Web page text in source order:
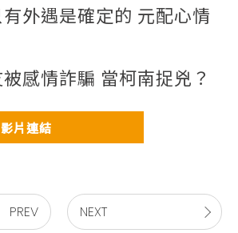
外遇是確定的 元配心情
感情詐騙 當柯南捉兇？
片連結
PREV NEXT